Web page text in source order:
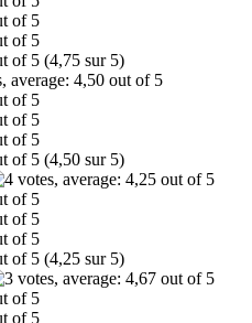
(4,75 sur 5)
(4,50 sur 5)
(4,25 sur 5)